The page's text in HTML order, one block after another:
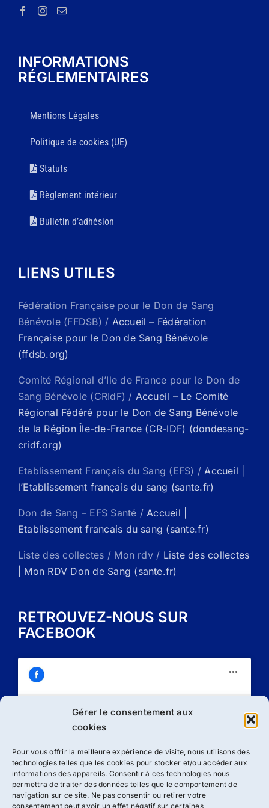
Gérer le consentement aux
cookies
Pour vous offrir la meilleure expérience de visite, nous utilisons des
technologies telles que les cookies pour stocker et/ou accéder aux
informations des appareils. Consentir à ces technologies nous
permettra de traiter des données telles que le comportement de
navigation sur ce site. Ne pas consentir ou retirer votre
consentement peut avoir un effet négatif sur certaines
INFORMATIONS
RÉGLEMENTAIRES
Mentions Légales
Politique de cookies (UE)
Statuts
Règlement intérieur
Bulletin d’adhésion
LIENS UTILES
Fédération Française pour le Don de Sang
Bénévole (FFDSB) / Accueil – Fédération
Française pour le Don de Sang Bénévole
(ffdsb.org)
Comité Régional d’Ile de France pour le Don de
Sang Bénévole (CRIdF) / Accueil – Le Comité
Régional Fédéré pour le Don de Sang Bénévole
de la Région Île-de-France (CR-IDF) (dondesang-
cridf.org)
Etablissement Français du Sang (EFS) /Accueil |
l’Etablissement français du sang (sante.fr)
Don de Sang – EFS Santé /Accueil |
Etablissement francais du sang (sante.fr)
Liste des collectes / Mon rdv / Liste des collectes
| Mon RDV Don de Sang (sante.fr)
RETROUVEZ-NOUS SUR
FACEBOOK
Cliquez sur « J’accepte » pour activer
J’accepte